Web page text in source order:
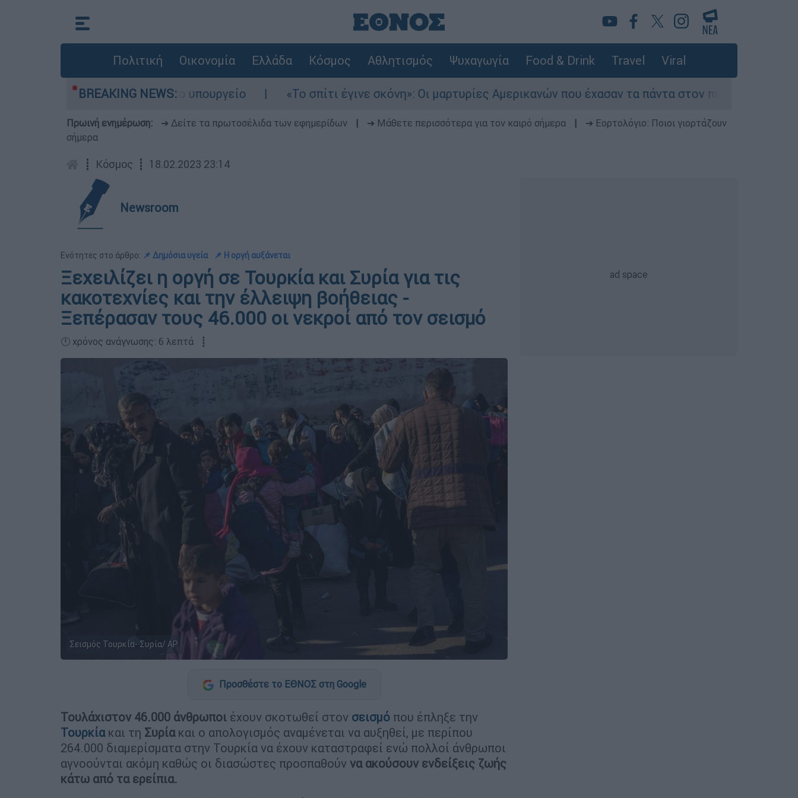
Πολιτική Οικονομία Ελλάδα Κόσμος Αθλητισμός Ψυχαγωγία Food & Drink Travel Viral
BREAKING NEWS:
- Λύση αναζητά το υπουργείο «Το σπίτι έγινε σκόνη»: Οι μαρτυρίες Αμερικανών που έχασαν τα πάντα στον πόλεμο του Λιβάνου
Πρωινή ενημέρωση: ➔ Δείτε τα πρωτοσέλιδα των εφημερίδων ➔ Μάθετε περισσότερα για τον καιρό σήμερα
➔ Εορτολόγιο: Ποιοι γιορτάζουν
σήμερα
┋ Κόσμος ┋ 18.02.2023 23:14
Newsroom
Ενότητες στο άρθρο: 📌 Δημόσια υγεία 📌 Η οργή αυξάνεται
Ξεχειλίζει η οργή σε Τουρκία και Συρία για τις
κακοτεχνίες και την έλλειψη βοήθειας -
Ξεπέρασαν τους 46.000 οι νεκροί από τον σεισμό
🕛 χρόνος ανάγνωσης: 6 λεπτά ┋
Σεισμός Τουρκία- Συρία/ AP
Προσθέστε το ΕΘΝΟΣ στη Google
Τουλάχιστον 46.000 άνθρωποι έχουν σκοτωθεί στον σεισμό που έπληξε την
Τουρκία και τη Συρίακαι ο απολογισμός αναμένεται να αυξηθεί, με περίπου
264.000 διαμερίσματα στην Τουρκία να έχουν καταστραφεί ενώ πολλοί άνθρωποι
αγνοούνται ακόμη καθώς οι διασώστες προσπαθούν να ακούσουν ενδείξεις ζωής
κάτω από τα ερείπια.